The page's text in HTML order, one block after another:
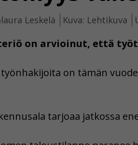
Leskelä Kuva: Lehtikuva
on arvioinut, että
on tämän
tarjoaa jatkossa